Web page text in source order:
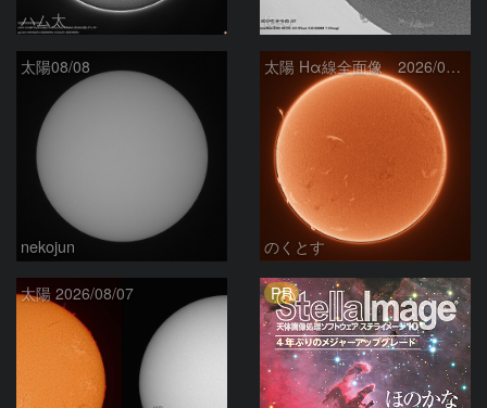
ハム太 ta-o
太陽08/08
nekojun
太陽 Hα線全面像 2026/08/08
のくとす
太陽 2026/08/07 PR